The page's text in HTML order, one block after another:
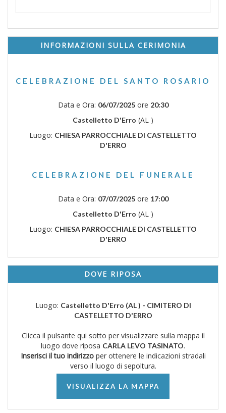
INFORMAZIONI SULLA CERIMONIA
CELEBRAZIONE DEL SANTO ROSARIO
Data e Ora: 06/07/2025ore 20:30
Castelletto D'Erro (AL )
Luogo: CHIESA PARROCCHIALE DI CASTELLETTO
D'ERRO
CELEBRAZIONE DEL FUNERALE
Data e Ora: 07/07/2025ore 17:00
Castelletto D'Erro (AL )
Luogo: CHIESA PARROCCHIALE DI CASTELLETTO
D'ERRO
DOVE RIPOSA
Luogo: Castelletto D'Erro (AL ) - CIMITERO DI
CASTELLETTO D'ERRO
Clicca il pulsante qui sotto per visualizzare sulla mappa il
luogo dove riposa CARLA LEVO TASINATO.
Inserisci il tuo indirizzoper ottenere le indicazioni stradali
verso il luogo di sepoltura.
VISUALIZZA LA MAPPA